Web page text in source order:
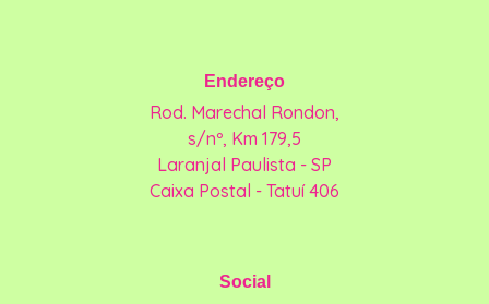
Endereço
Rod. Marechal Rondon,
s/nº, Km 179,5
Laranjal Paulista - SP
Caixa Postal - Tatuí 406
Social